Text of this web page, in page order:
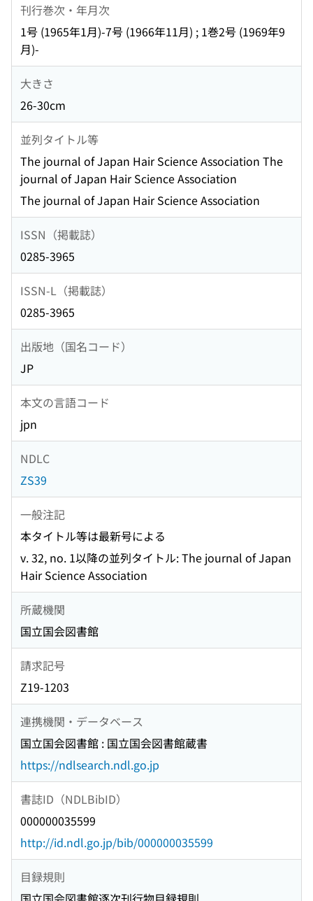
刊行巻次・年月次
1号 (1965年1月)-7号 (1966年11月) ; 1巻2号 (1969年9
月)-
大きさ
26-30cm
並列タイトル等
The journal of Japan Hair Science Association The
journal of Japan Hair Science Association
The journal of Japan Hair Science Association
ISSN（掲載誌）
0285-3965
ISSN-L（掲載誌）
0285-3965
出版地（国名コード）
JP
本文の言語コード
jpn
NDLC
ZS39
一般注記
本タイトル等は最新号による
v. 32, no. 1以降の並列タイトル: The journal of Japan
Hair Science Association
所蔵機関
国立国会図書館
請求記号
Z19-1203
連携機関・データベース
国立国会図書館 : 国立国会図書館蔵書
https://ndlsearch.ndl.go.jp
書誌ID（NDLBibID）
000000035599
http://id.ndl.go.jp/bib/000000035599
目録規則